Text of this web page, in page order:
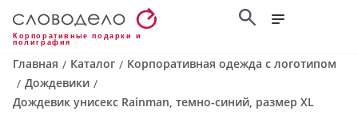
Корпоративные подарки и
полиграфия
Главная / Каталог / Корпоративная одежда с логотипом
/ Дождевики /
Дождевик унисекс Rainman, темно-синий, размер XL